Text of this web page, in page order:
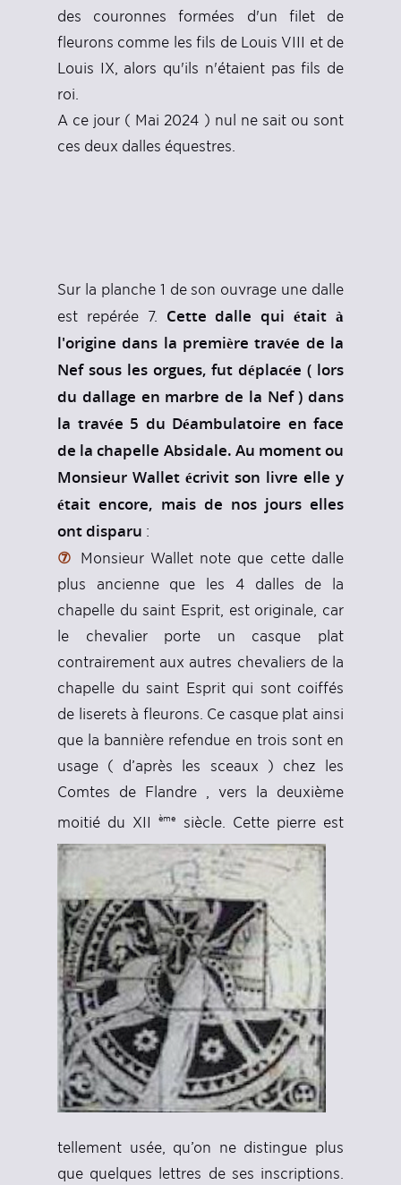
des couronnes formées d'un filet de
fleurons comme les fils de Louis VIII et de
Louis IX, alors qu'ils n'étaient pas fils de
roi.
A ce jour ( Mai 2024 ) nul ne sait ou sont
ces deux dalles équestres.
Sur la planche 1 de son ouvrage une dalle
est repérée 7. Cette dalle qui était à
l'origine dans la première travée de la
Nef sous les orgues, fut déplacée ( lors
du dallage en marbre de la Nef ) dans
la travée 5 du Déambulatoire en face
de la chapelle Absidale. Au moment ou
Monsieur Wallet écrivit son livre elle y
était encore, mais de nos jours elles
ont disparu :
⑦ Monsieur Wallet note que cette dalle
plus ancienne que les 4 dalles de la
chapelle du saint Esprit, est originale, car
le chevalier porte un casque plat
contrairement aux autres chevaliers de la
chapelle du saint Esprit qui sont coiffés
de liserets à fleurons. Ce casque plat ainsi
que la bannière refendue en trois sont en
usage ( d’après les sceaux ) chez les
Comtes de Flandre , vers la deuxième
moitié du XIIème siècle. Cette pierre est
tellement usée, qu’on ne distingue plus
que quelques lettres de ses inscriptions.